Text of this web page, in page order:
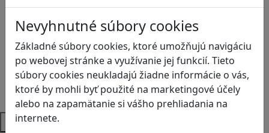
Nevyhnutné súbory cookies
Základné súbory cookies, ktoré umožňujú navigáciu
po webovej stránke a využívanie jej funkcií. Tieto
súbory cookies neukladajú žiadne informácie o vás,
ktoré by mohli byť použité na marketingové účely
alebo na zapamätanie si vášho prehliadania na
internete.
Logické myslenie
Ľudské práva a tolerancia
Motorika a koncentrácia
Programovanie/Technika
Sociálne zručnosti a kooperácia
Strategické myslenie
Zdravie a pohyb
Platformy